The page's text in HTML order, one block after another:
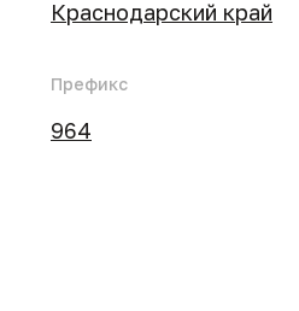
Краснодарский край
Префикс
964